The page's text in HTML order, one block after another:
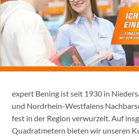
expert Bening ist seit 1930 in
und Nordrhein-Westfalens
fest in der Region verwurzelt. Auf
Quadratmetern bieten wir unseren